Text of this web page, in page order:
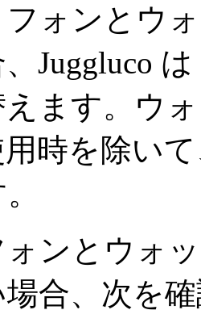
フォンとウ
Juggluco
ます。ウ
用時を除い
ンとウォ
合、次を